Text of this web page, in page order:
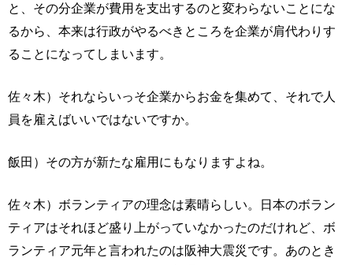
と、その分企業が費用を支出するのと変わらないことにな
るから、本来は行政がやるべきところを企業が肩代わりす
ることになってしまいます。
佐々木）それならいっそ企業からお金を集めて、それで人
員を雇えばいいではないですか。
飯田）その方が新たな雇用にもなりますよね。
佐々木）ボランティアの理念は素晴らしい。日本のボラン
ティアはそれほど盛り上がっていなかったのだけれど、ボ
ランティア元年と言われたのは阪神大震災です。あのとき